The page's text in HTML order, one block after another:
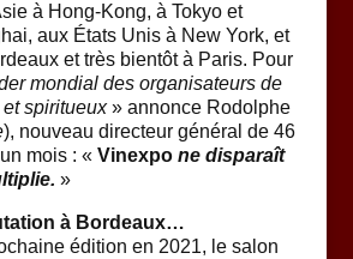
à Hong-Kong, à Tokyo et
aux États Unis à New York, et
et très bientôt à Paris. Pour
mondial des organisateurs de
spiritueux» annonce Rodolphe
), nouveau directeur général de 46
mois : « Vinexpone disparaît
»
à Bordeaux…
édition en 2021, le salon